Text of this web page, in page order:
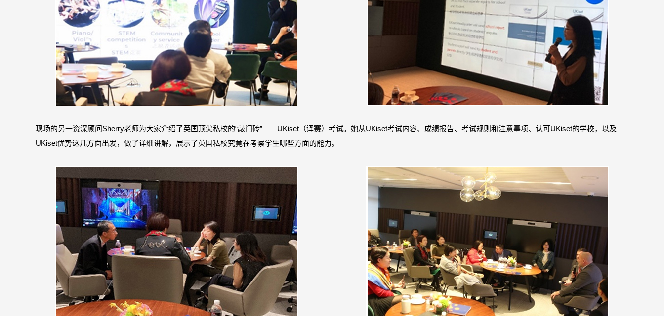
现场的另一资深顾问Sherry老师为大家介绍了英国顶尖私校的“敲门砖”——UKiset（译赛）考试。她从UKiset考试内容、成绩报告、考试规则和注意事项、认可UKiset的学校，以及
UKiset优势这几方面出发，做了详细讲解，展示了英国私校究竟在考察学生哪些方面的能力。